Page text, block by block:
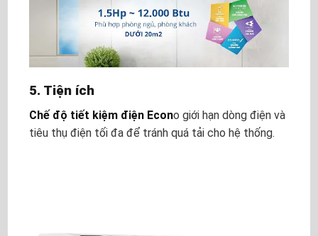
5. Tiện ích
Chế độ tiết kiệm điện Econo giới hạn dòng điện và
tiêu thụ điện tối đa để tránh quá tải cho hệ thống.